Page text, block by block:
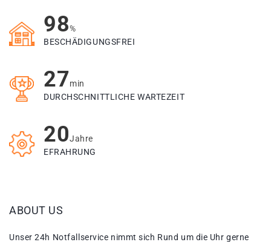
98%
BESCHÄDIGUNGSFREI
27min
DURCHSCHNITTLICHE WARTEZEIT
20Jahre
EFRAHRUNG
ABOUT US
Unser 24h Notfallservice nimmt sich Rund um die Uhr gerne